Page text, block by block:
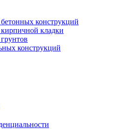
конструкций
кладки
конструкций